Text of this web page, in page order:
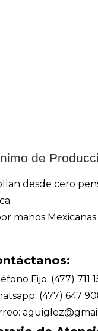
de
desde cero
manos Mexicanas.
Fijo: (477) 711
(477) 647